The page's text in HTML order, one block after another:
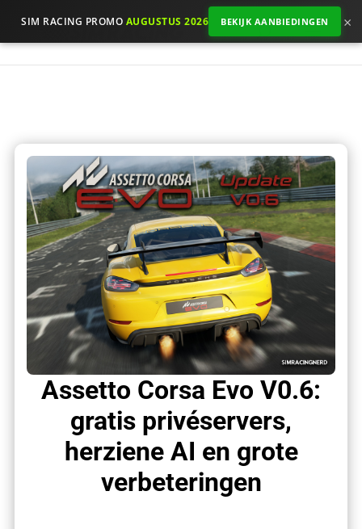
SIM RACING PROMO AUGUSTUS 2026 BEKIJK AANBIEDINGEN ×
Assetto Corsa Evo V0.6:
gratis privéservers,
herziene AI en grote
verbeteringen